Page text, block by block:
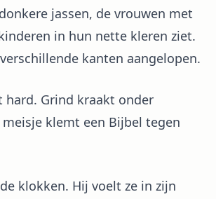
jassen, de vrouwen met
in hun nette kleren ziet.
kanten aangelopen.
hard. Grind kraakt onder
meisje klemt een Bijbel tegen
klokken. Hij voelt ze in zijn